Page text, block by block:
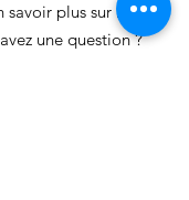
savoir plus sur nos
une question ?